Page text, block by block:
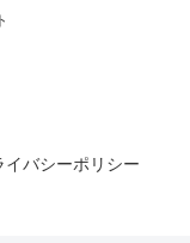
イバシーポリシー